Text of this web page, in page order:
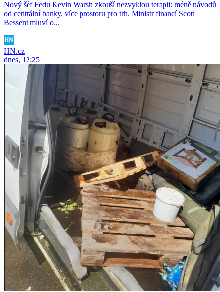
Nový šéf Fedu Kevin Warsh zkouší nezvyklou terapii: méně návodů
od centrální banky, více prostoru pro trh. Ministr financí Scott
Bessent mluví o...
HN.cz
dnes, 12:25